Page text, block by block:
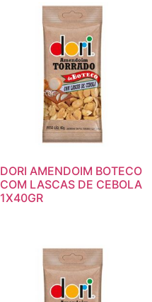
DORI AMENDOIM BOTECO
COM LASCAS DE CEBOLA
1X40GR